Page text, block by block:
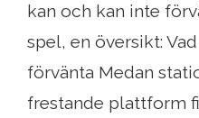
kan och kan inte
spel, en översikt:
förvänta Medan
frestande plattform